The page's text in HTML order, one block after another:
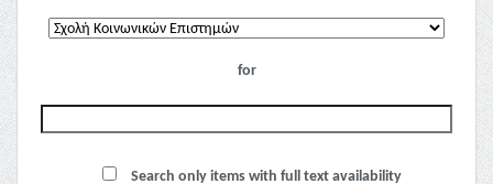
for
Search only items with full text availability